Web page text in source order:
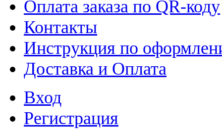
Оплата заказа по QR-коду
Контакты
Инструкция по
Доставка и Оплата
Вход
Регистрация